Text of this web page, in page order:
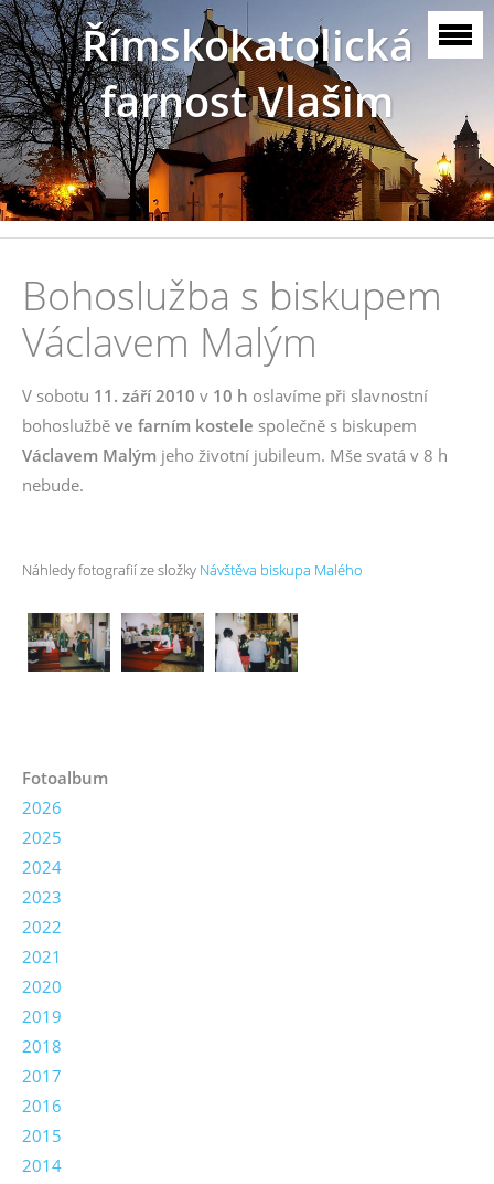
Římskokatolická
farnost Vlašim
Bohoslužba s biskupem
Václavem Malým
V sobotu 11. září 2010 v 10 h oslavíme při slavnostní
bohoslužbě ve farním kostele společně s biskupem
Václavem Malým jeho životní jubileum. Mše svatá v 8 h
nebude.
Náhledy fotografií ze složky Návštěva biskupa Malého
Fotoalbum
2026
2025
2024
2023
2022
2021
2020
2019
2018
2017
2016
2015
2014